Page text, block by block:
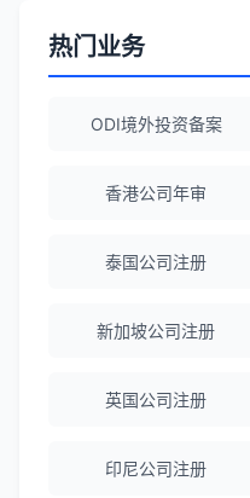
陈经理
Emma Zhang
越南公司注册全
热门业务
ODI境外投资备案
香港公司年审
泰国公司注册
新加坡公司注册
英国公司注册
印尼公司注册